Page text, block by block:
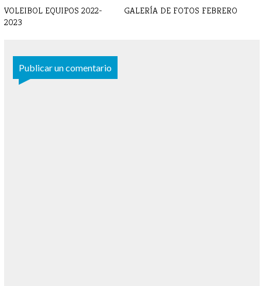
VOLEIBOL EQUIPOS 2022-
2023
GALERÍA DE FOTOS FEBRERO
Publicar un comentario